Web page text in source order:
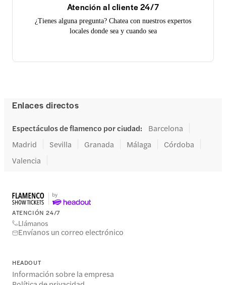
Atención al cliente 24/7
¿Tienes alguna pregunta? Chatea con nuestros expertos
locales donde sea y cuando sea
Enlaces directos
Espectáculos de flamenco por ciudad:
Barcelona
Madrid
Sevilla Granada Málaga
Córdoba
Valencia
ATENCIÓN 24/7
Llámanos
Envíanos un correo electrónico
HEADOUT
Información sobre la empresa